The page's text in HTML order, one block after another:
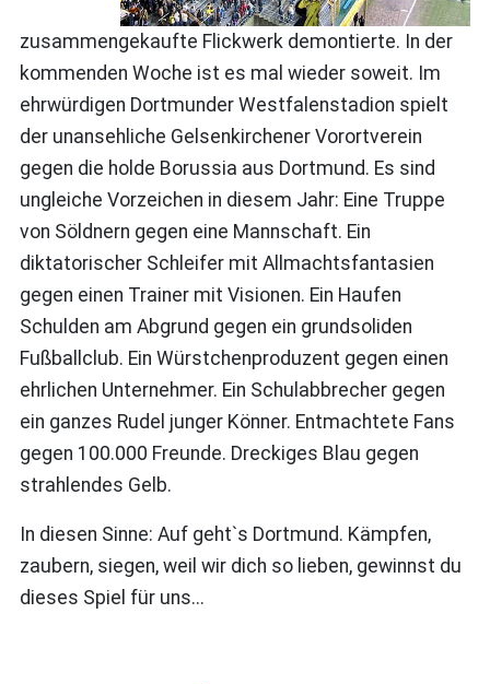
zusammengekaufte Flickwerk demontierte. In der
kommenden Woche ist es mal wieder soweit. Im
ehrwürdigen Dortmunder Westfalenstadion spielt
der unansehliche Gelsenkirchener Vorortverein
gegen die holde Borussia aus Dortmund. Es sind
ungleiche Vorzeichen in diesem Jahr: Eine Truppe
von Söldnern gegen eine Mannschaft. Ein
diktatorischer Schleifer mit Allmachtsfantasien
gegen einen Trainer mit Visionen. Ein Haufen
Schulden am Abgrund gegen ein grundsoliden
Fußballclub. Ein Würstchenproduzent gegen einen
ehrlichen Unternehmer. Ein Schulabbrecher gegen
ein ganzes Rudel junger Könner. Entmachtete Fans
gegen 100.000 Freunde. Dreckiges Blau gegen
strahlendes Gelb.
In diesen Sinne: Auf geht`s Dortmund. Kämpfen,
zaubern, siegen, weil wir dich so lieben, gewinnst du
dieses Spiel für uns...